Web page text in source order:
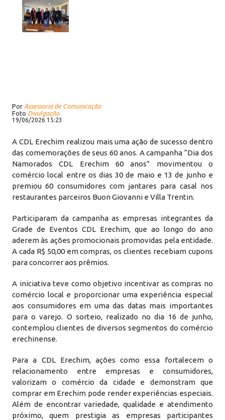
Por Assessoria de Comunicação
Foto Divulgação
19/06/2026 15:23
A CDL Erechim realizou mais uma ação de sucesso dentro
das comemorações de seus 60 anos. A campanha “Dia dos
Namorados CDL Erechim 60 anos” movimentou o
comércio local entre os dias 30 de maio e 13 de junho e
premiou 60 consumidores com jantares para casal nos
restaurantes parceiros Buon Giovanni e Villa Trentin.
Participaram da campanha as empresas integrantes da
Grade de Eventos CDL Erechim, que ao longo do ano
aderem às ações promocionais promovidas pela entidade.
A cada R$ 50,00 em compras, os clientes recebiam cupons
para concorrer aos prêmios.
A iniciativa teve como objetivo incentivar as compras no
comércio local e proporcionar uma experiência especial
aos consumidores em uma das datas mais importantes
para o varejo. O sorteio, realizado no dia 16 de junho,
contemplou clientes de diversos segmentos do comércio
erechinense.
Para a CDL Erechim, ações como essa fortalecem o
relacionamento entre empresas e consumidores,
valorizam o comércio da cidade e demonstram que
comprar em Erechim pode render experiências especiais.
Além de encontrar variedade, qualidade e atendimento
próximo, quem prestigia as empresas participantes